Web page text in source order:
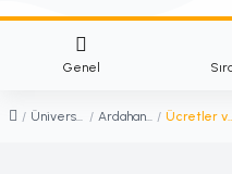
Genel
/ Üniversiteler / Ardahan Üniversitesi /